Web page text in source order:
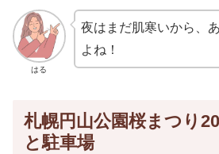
はる
夜はまだ肌寒いから、
よね！
札幌円山公園桜まつり
と駐車場